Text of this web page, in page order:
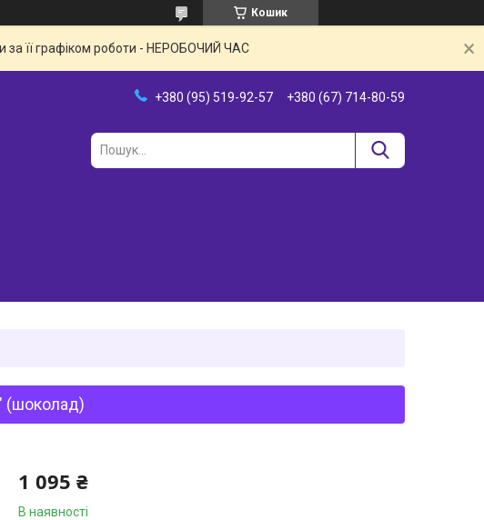
Кошик
за її графіком роботи - НЕРОБОЧИЙ ЧАС
+380 (95) 519-92-57 +380 (67) 714-80-59
(шоколад)
1 095 ₴
В наявності